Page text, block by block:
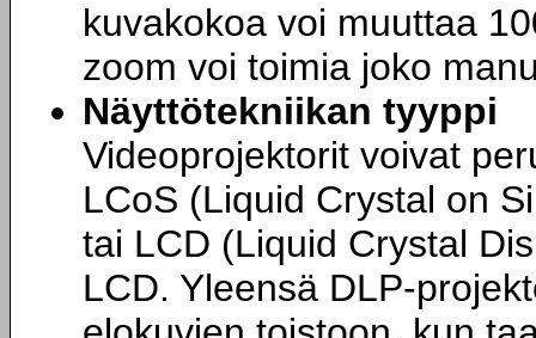
kuvakokoa voi muuttaa
zoom voi toimia joko
Näyttötekniikan tyyppi
Videoprojektorit voivat
LCoS (Liquid Crystal on
tai LCD (Liquid Crystal
LCD. Yleensä DLP-